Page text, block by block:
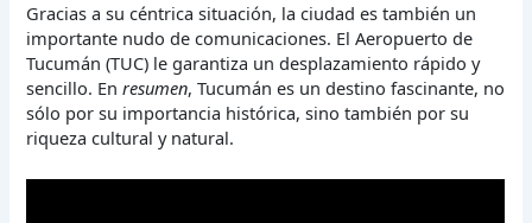
Gracias a su céntrica situación, la ciudad es también un
importante nudo de comunicaciones. El Aeropuerto de
Tucumán (TUC) le garantiza un desplazamiento rápido y
sencillo. Enresumen, Tucumán es un destino fascinante, no
sólo por su importancia histórica, sino también por su
riqueza cultural y natural.